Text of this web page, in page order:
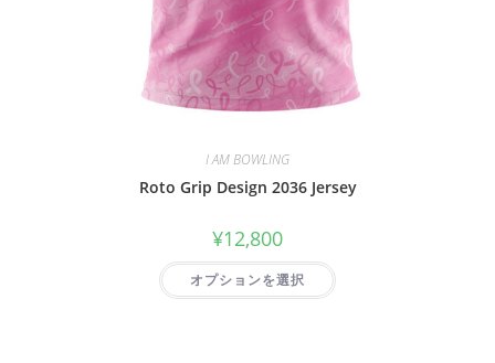
I AM BOWLING
Roto Grip Design 2036 Jersey
¥12,800
オプションを選択